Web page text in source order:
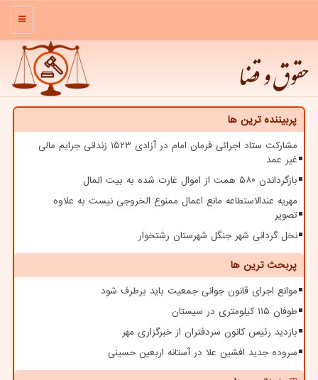
منو
حقوق و قضا
پربیننده ترین ها
مشارکت ستاد اجرائی فرمان امام در آزادی ۱۵۲۳ زندانی جرایم مالی
غیر عمد
بازگرداندن ۵۸۰ همت از اموال غارت شده به بیت المال
مهریه عندالاستطاعه مانع اعمال ممنوع الخروجی نیست به علاوه
تصویر
نخل گردانی شهر جنگل شهرستان رشتخوار
پربحث ترین ها
موانع اجرای قانون جوانی جمعیت باید برطرف شود
طوفان ۱۱۵ کیلومتری در سیستان
بازدید رئیس کانون سردفتران از خبرگزاری مهر
سروده جدید افشین علا در آستانه اربعین حسینی